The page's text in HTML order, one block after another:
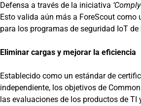
Defensa a través de la iniciativa
Esto valida aún más a ForeScout como
para los programas de seguridad IoT de
Eliminar cargas y mejorar la eficiencia
Establecido como un estándar de
independiente, los objetivos de
las evaluaciones de los productos de TI